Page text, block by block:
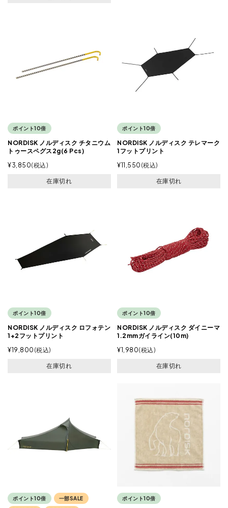
ポイント10倍
NORDISK ノルディスク チタニウム
トゥースペグス2g(6 Pcs)
¥3,850 税込
在庫切れ
ポイント10倍
NORDISK ノルディスク テレマーク
1フットプリント
¥11,550 税込
在庫切れ
ポイント10倍
NORDISK ノルディスク ロフォテン
1+2フットプリント
¥19,800 税込
在庫切れ
ポイント10倍
NORDISK ノルディスク ダイニーマ
1.2mmガイライン(10m)
¥1,980 税込
在庫切れ
ポイント10倍 一部SALE ポイント10倍